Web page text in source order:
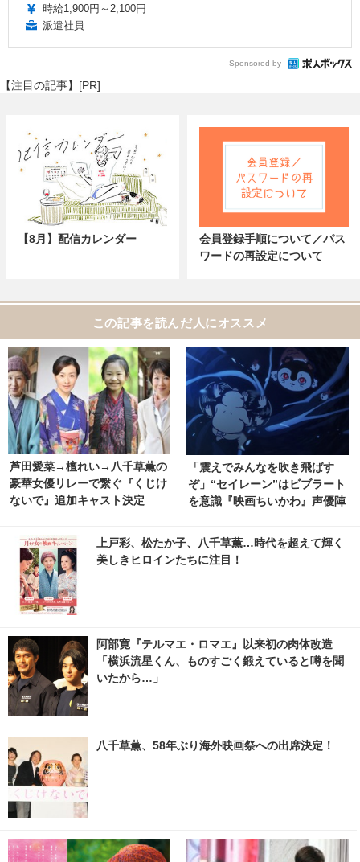
時給1,900円～2,100円
派遣社員
Sponsored by
【注目の記事】[PR]
【8月】配信カレンダー
会員登録手順について／パス
ワードの再設定について
この記事を読んだ人にオススメ
芦田愛菜→檀れい→八千草薫の
豪華女優リレーで繋ぐ『くじけ
ないで』追加キャスト決定
「震えでみんなを吹き飛ばす
ぞ」“セイレーン”はビブラート
を意識『映画ちいかわ』声優陣
真・画像 | cinemacafe.net
上戸彩、松たか子、八千草薫…時代を超えて輝く
美しきヒロインたちに注目！
阿部寛『テルマエ・ロマエ』以来初の肉体改造
「横浜流星くん、ものすごく鍛えていると噂を聞
いたから…」
八千草薫、58年ぶり海外映画祭への出席決定！